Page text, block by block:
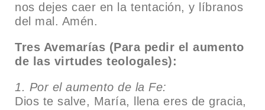
nos dejes caer en la tentación, y líbranos
del mal. Amén.
Tres Avemarías (Para pedir el aumento
de las virtudes teologales):
1. Por el aumento de la Fe:
Dios te salve, María, llena eres de gracia,